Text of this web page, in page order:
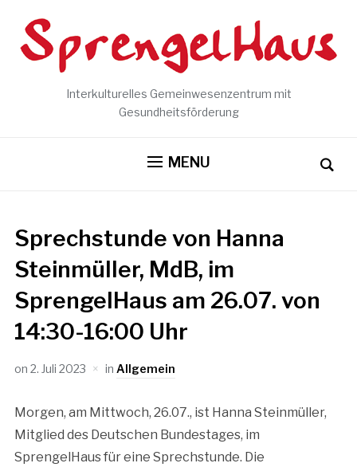
Interkulturelles Gemeinwesenzentrum mit
Gesundheitsförderung
MENU
Sprechstunde von Hanna
Steinmüller, MdB, im
SprengelHaus am 26.07. von
14:30-16:00 Uhr
on 2. Juli 2023 in Allgemein
Morgen, am Mittwoch, 26.07., ist Hanna Steinmüller,
Mitglied des Deutschen Bundestages, im
SprengelHaus für eine Sprechstunde. Die